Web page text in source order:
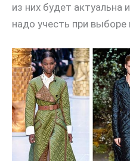
из них будет актуальна
надо учесть при выборе